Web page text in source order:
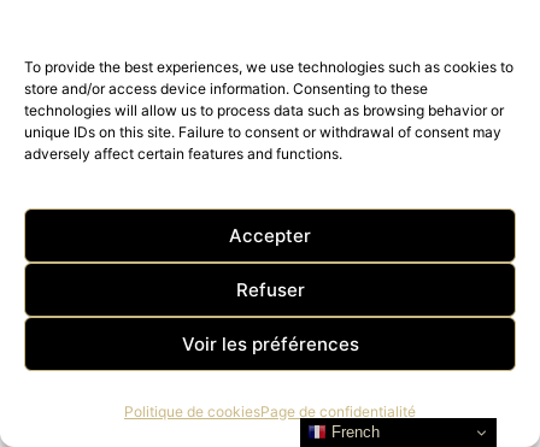
To provide the best experiences, we use technologies such as cookies to
store and/or access device information. Consenting to these
technologies will allow us to process data such as browsing behavior or
unique IDs on this site. Failure to consent or withdrawal of consent may
adversely affect certain features and functions.
Accepter
Refuser
Voir les préférences
Politique de cookiesPage de confidentialité
French